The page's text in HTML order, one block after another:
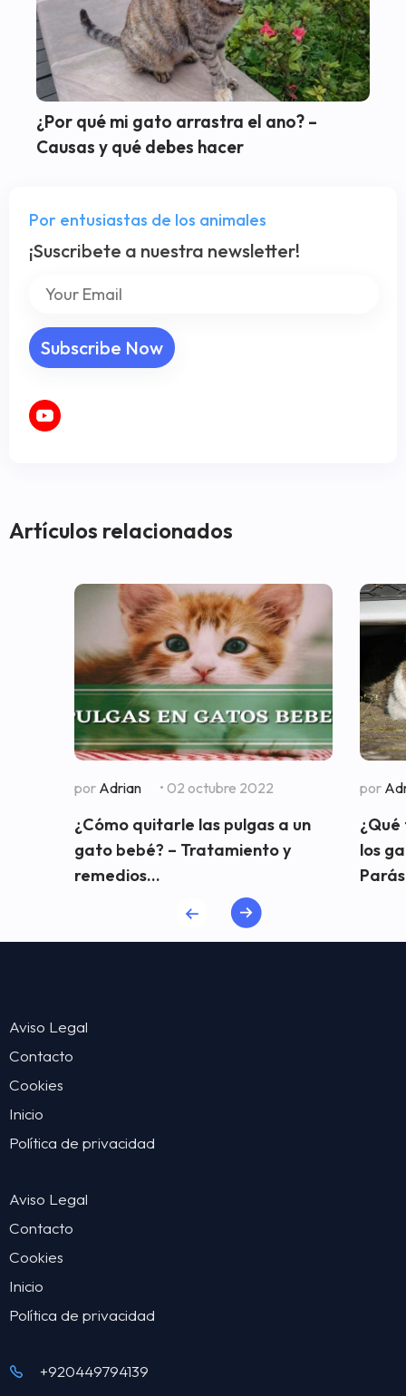
¿Por qué mi gato arrastra el ano? –
Causas y qué debes hacer
Por entusiastas de los animales
¡Suscribete a nuestra newsletter!
Artículos relacionados
por Adrian • 02 octubre 2022
¿Cómo quitarle las pulgas a un
gato bebé? – Tratamiento y
remedios...
por
los
Aviso Legal
Contacto
Cookies
Inicio
Política de privacidad
Aviso Legal
Contacto
Cookies
Inicio
Política de privacidad
+920449794139